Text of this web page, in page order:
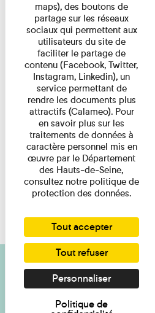
Je souhaite des
maps), des boutons de
partage sur les réseaux
sociaux qui permettent aux
utilisateurs du site de
faciliter le partage de
contenu (Facebook, Twitter,
Instagram, Linkedin), un
service permettant de
rendre les documents plus
attractifs (Calameo). Pour
en savoir plus sur les
traitements de données à
caractère personnel mis en
œuvre par le Département
des Hauts-de-Seine,
consultez notre politique de
protection des données.
Tout accepter
Tout refuser
Personnaliser
Politique de